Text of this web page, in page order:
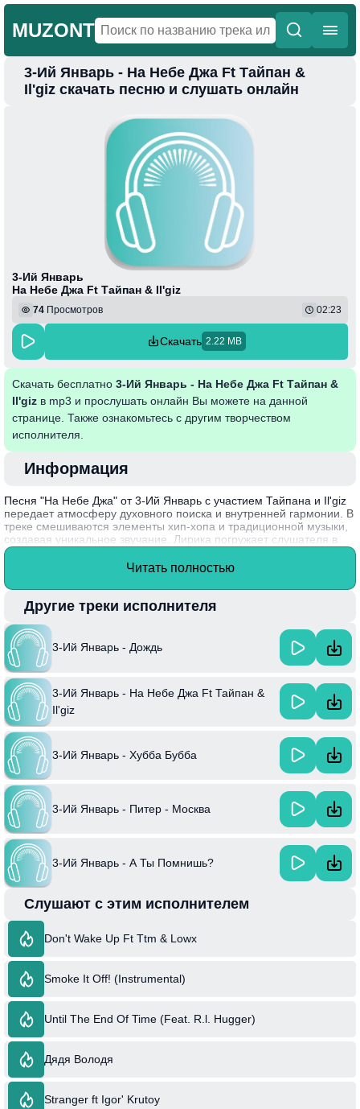
MUZONT
Главная
3-Ий Январь - На Небе Джа Ft Тайпан &
Il'giz скачать песню и слушать онлайн
3-Ий Январь
На Небе Джа Ft Тайпан & Il'giz
74 Просмотров 02:23
Скачать 2.22 MB
Скачать бесплатно 3-Ий Январь - На Небе Джа Ft Тайпан &
Il'giz в mp3 и прослушать онлайн Вы можете на данной
странице. Также ознакомьтесь с другим творчеством
исполнителя.
Информация
Песня "На Небе Джа" от 3-Ий Январь с участием Тайпана и Il'giz
передает атмосферу духовного поиска и внутренней гармонии. В
треке смешиваются элементы хип-хопа и традиционной музыки,
создавая уникальное звучание. Лирика погружает слушателя в
размышления о судьбе, вере и взаимопонимании, отражая
глубину человеческих чувств и стремление к свободе. Художники
через эмоции, которые знакомы каждому.
Интересно, что группа 3-Ий Январь была образована в начале
2010-х и с тех пор зарекомендовала себя как один из ярких
представителей современного музыкального движения в России.
Читать полностью
Другие треки исполнителя
3-Ий Январь - Дождь
3-Ий Январь - На Небе Джа Ft Тайпан &
Il'giz
3-Ий Январь - Хубба Бубба
3-Ий Январь - Питер - Москва
3-Ий Январь - А Ты Помнишь?
Слушают с этим исполнителем
Don't Wake Up Ft Ttm & Lowx
Smoke It Off! (Instrumental)
Until The End Of Time (Feat. R.l. Hugger)
Дядя Володя
Stranger ft Igor' Krutoy